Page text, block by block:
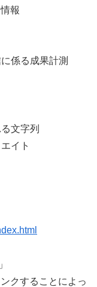
報
係る成果計測
文字列
イト
クすることによっ